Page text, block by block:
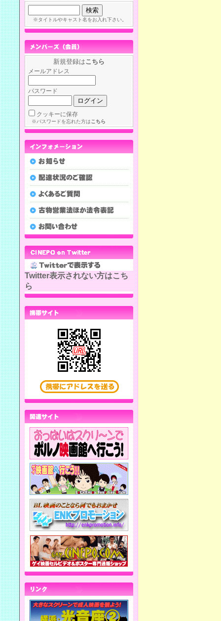
※タイトルやキャスト名をお入れ下さい。
新規登録はこちら
メールアドレス
パスワード
クッキーに保存
※パスワードを忘れた方はこちら
Twitter表示されない方はこち
ら